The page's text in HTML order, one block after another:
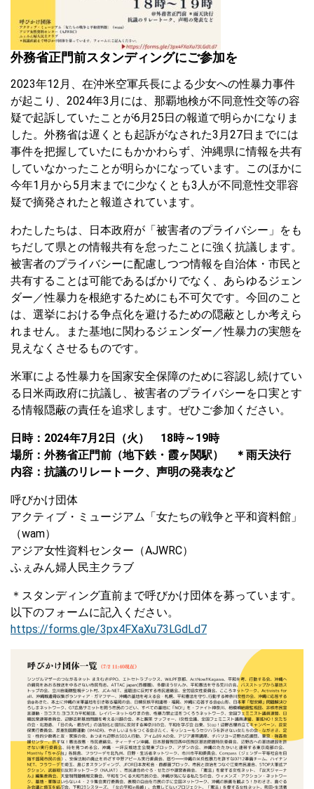
外務省正門前スタンディングにご参加を
2023年12月、在沖米空軍兵長による少女への性暴力事件
が起こり、2024年3月には、那覇地検が不同意性交等の容
疑で起訴していたことが6月25日の報道で明らかになりま
した。外務省は遅くとも起訴がなされた3月27日までには
事件を把握していたにもかかわらず、沖縄県に情報を共有
していなかったことが明らかになっています。このほかに
今年1月から5月末までに少なくとも3人が不同意性交罪容
疑で摘発されたと報道されています。
わたしたちは、日本政府が「被害者のプライバシー」をも
ちだして県との情報共有を怠ったことに強く抗議します。
被害者のプライバシーに配慮しつつ情報を自治体・市民と
共有することは可能であるばかりでなく、あらゆるジェン
ダー／性暴力を根絶するためにも不可欠です。今回のこと
は、選挙における争点化を避けるための隠蔽としか考えら
れません。また基地に関わるジェンダー／性暴力の実態を
見えなくさせるものです。
米軍による性暴力を国家安全保障のために容認し続けてい
る日米両政府に抗議し、被害者のプライバシーを口実とす
る情報隠蔽の責任を追求します。ぜひご参加ください。
日時：2024年7月2日（火） 18時～19時
場所：外務省正門前（地下鉄・霞ヶ関駅） ＊雨天決行
内容：抗議のリレートーク、声明の発表など
呼びかけ団体
アクティブ・ミュージアム「女たちの戦争と平和資料館」
（wam）
アジア女性資料センター（AJWRC）
ふぇみん婦人民主クラブ
＊スタンディング直前まで呼びかけ団体を募っています。
以下のフォームに記入ください。
https://forms.gle/3px4FXaXu73LGdLd7